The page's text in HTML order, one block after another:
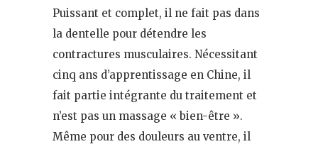
Puissant et complet, il ne fait pas dans
la dentelle pour détendre les
contractures musculaires. Nécessitant
cinq ans d’apprentissage en Chine, il
fait partie intégrante du traitement et
n’est pas un massage « bien-être ».
Même pour des douleurs au ventre, il